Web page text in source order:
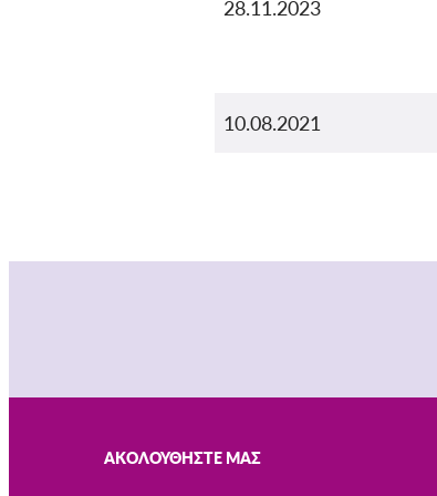
28.11.2023
10.08.2021
ΑΚΟΛΟΥΘΉΣΤΕ ΜΑΣ